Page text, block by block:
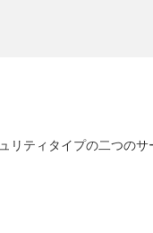
リティタイプの二つのサ